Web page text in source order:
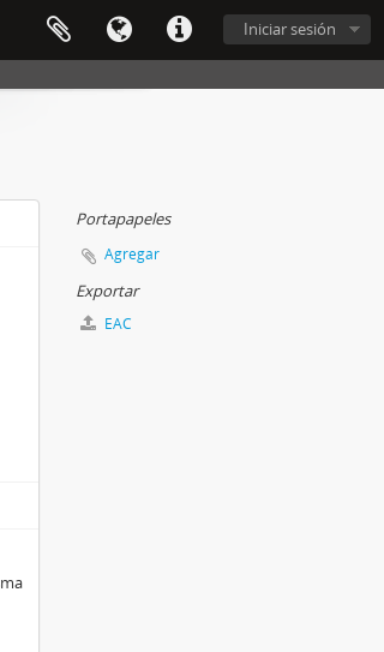
Iniciar sesión
Portapapeles
Agregar
Exportar
EAC